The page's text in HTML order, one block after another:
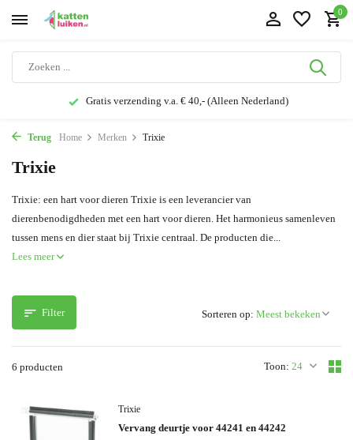
0
Gratis verzending v.a. € 40,- (Alleen Nederland)
Terug Home Merken Trixie
Trixie
Trixie: een hart voor dieren Trixie is een leverancier van
dierenbenodigdheden met een hart voor dieren. Het harmonieus samenleven
tussen mens en dier staat bij Trixie centraal. De producten die...
Lees meer
Filter
6 producten Toon:
Sorteren op:
Trixie
Vervang deurtje voor 44241 en 44242